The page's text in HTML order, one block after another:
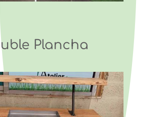
Plancha